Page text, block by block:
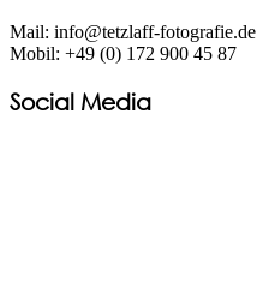
Mail: info@tetzlaff-fotografie.de
Mobil: +49 (0) 172 900 45 87
Social Media